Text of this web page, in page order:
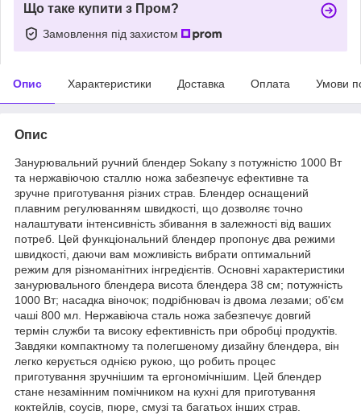
Що таке купити з Пром?
Замовлення під захистом
Опис Характеристики Доставка Оплата Умови
Опис
Занурювальний ручний блендер Sokany з потужністю 1000 Вт
та нержавіючою сталлю ножа забезпечує ефективне та
зручне приготування різних страв. Блендер оснащений
плавним регулюванням швидкості, що дозволяє точно
налаштувати інтенсивність збивання в залежності від ваших
потреб. Цей функціональний блендер пропонує два режими
швидкості, даючи вам можливість вибрати оптимальний
режим для різноманітних інгредієнтів. Основні характеристики
занурювального блендера висота блендера 38 см; потужність
1000 Вт; насадка віночок; подрібнювач із двома лезами; об'єм
чаші 800 мл. Нержавіюча сталь ножа забезпечує довгий
термін служби та високу ефективність при обробці продуктів.
Завдяки компактному та полегшеному дизайну блендера, він
легко керується однією рукою, що робить процес
приготування зручнішим та ергономічнішим. Цей блендер
стане незамінним помічником на кухні для приготування
коктейлів, соусів, пюре, смузі та багатьох інших страв.